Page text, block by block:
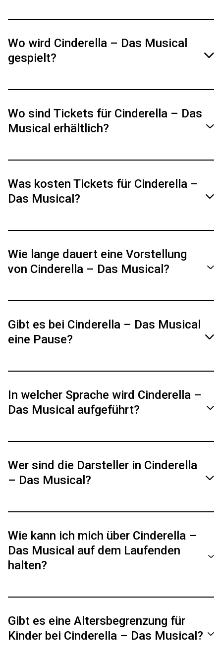
Wo wird Cinderella – Das Musical
gespielt?
29.03.26 im Deutschen Theater München und
vom 30.12.26 – 03.01.27 im Theater 11 Zürich
Wo sind Tickets für Cinderella – Das
Musical erhältlich?
dort verlinkten Partner erhältlich.
Was kosten Tickets für Cinderella –
Das Musical?
Vorstellung am 24.03.2026 gibt es einen
Previewrabatt.
Wie lange dauert eine Vorstellung
von Cinderella – Das Musical?
inkl. Pause.
Gibt es bei Cinderella – Das Musical
eine Pause?
In welcher Sprache wird Cinderella –
Das Musical aufgeführt?
deutsch aufgeführt.
Wer sind die Darsteller in Cinderella
– Das Musical?
Besetzung
Wie kann ich mich über Cinderella –
Das Musical auf dem Laufenden
halten?
Einblicke zur Show unsere offiziellen Social
Media Kanäle (Facebook, Instagram).
Gibt es eine Altersbegrenzung für
Kinder bei Cinderella – Das Musical?